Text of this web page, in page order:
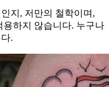
지, 저만의 철학이며,
하지 않습니다. 누구나
.